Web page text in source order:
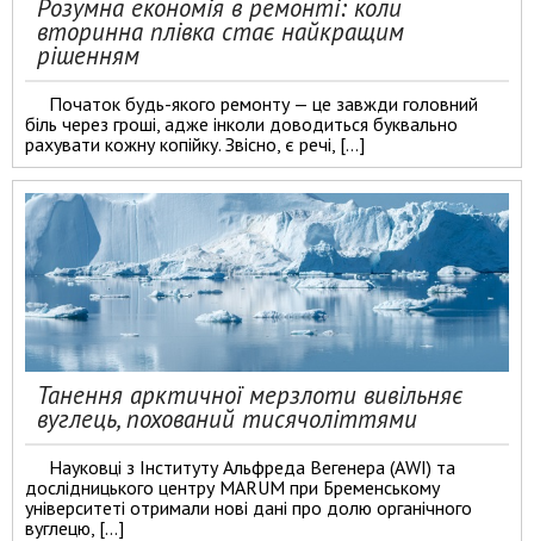
Розумна економія в ремонті: коли
вторинна плівка стає найкращим
рішенням
Початок будь-якого ремонту — це завжди головний
біль через гроші, адже інколи доводиться буквально
рахувати кожну копійку. Звісно, є речі, […]
Танення арктичної мерзлоти вивільняє
вуглець, похований тисячоліттями
Науковці з Інституту Альфреда Вегенера (AWI) та
дослідницького центру MARUM при Бременському
університеті отримали нові дані про долю органічного
вуглецю, […]